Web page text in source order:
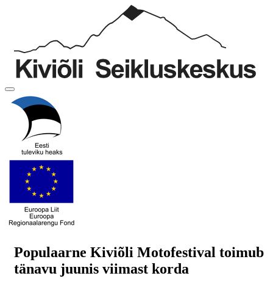
Populaarne Kiviõli Motofestival toimub
tänavu juunis viimast korda